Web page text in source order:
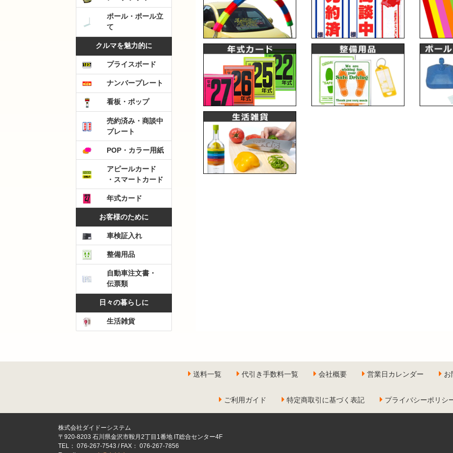
ポール・ポール立
て
クルマを魅力的に
プライスボード
ナンバープレート
看板・ポップ
売約済み・商談中
プレート
POP・カラー用紙
アピールカード
・スマートカード
年式カード
お客様のために
車検証入れ
整備用品
自動車注文書・
伝票類
日々の暮らしに
生活雑貨
送料一覧 代引き手数料一覧 会社概要 営業日カレンダー お
ご利用ガイド 特定商取引に基づく表記 プライバシーポリシ
株式会社ダイドーシステム
〒920-8203 石川県金沢市鞍月2丁目1番地 IT総合センター4F
TEL： 076-267-7543 / FAX： 076-267-7856